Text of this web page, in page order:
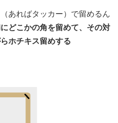
あればタッカー）で留めるん
どこかの角を留めて、その対
ホチキス留めする